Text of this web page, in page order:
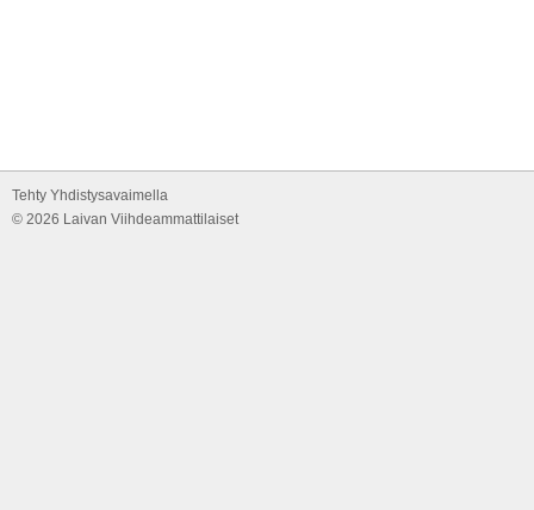
Tehty Yhdistysavaimella
© 2026 Laivan Viihdeammattilaiset